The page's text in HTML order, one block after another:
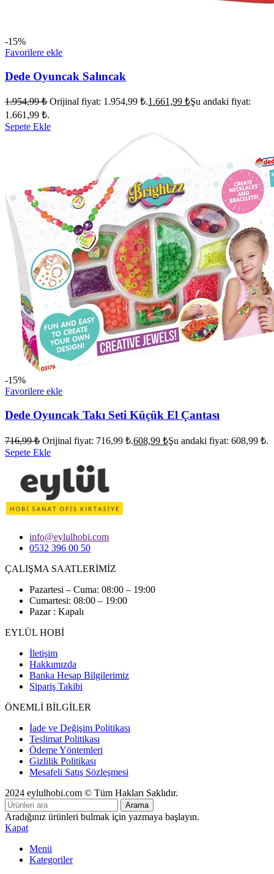
-15%
Favorilere ekle
Dede Oyuncak Salıncak
1.954,99₺ Orijinal fiyat: 1.954,99 ₺.1.661,99 ₺Şu andaki fiyat:
1.661,99 ₺.
Sepete Ekle
-15%
Favorilere ekle
Dede Oyuncak Takı Seti Küçük El Çantası
716,99₺ Orijinal fiyat: 716,99 ₺.608,99 ₺Şu andaki fiyat: 608,99 ₺.
Sepete Ekle
info@eylulhobi.com
0532 396 00 50
ÇALIŞMA SAATLERİMİZ
Pazartesi – Cuma: 08:00 – 19:00
Cumartesi: 08:00 – 19:00
Pazar : Kapalı
EYLÜL HOBİ
İletişim
Hakkımızda
Banka Hesap Bilgilerimiz
Sipariş Takibi
ÖNEMLİ BİLGİLER
İade ve Değişim Politikası
Teslimat Politikası
Ödeme Yöntemleri
Gizlilik Politikası
Mesafeli Satış Sözleşmesi
2024 eylulhobi.com © Tüm Hakları Saklıdır.
Arama
Aradığınız ürünleri bulmak için yazmaya başlayın.
Kapat
Menü
Kategoriler